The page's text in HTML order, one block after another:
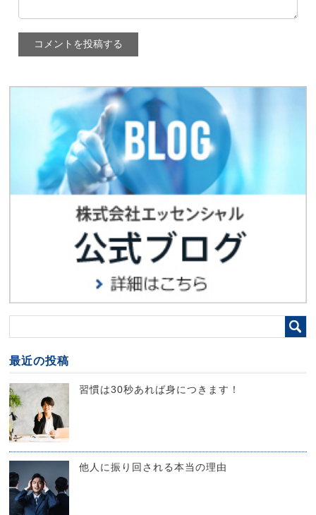
最近の投稿
習慣は30秒あれば身につきます！
他人に振り回される本当の理由